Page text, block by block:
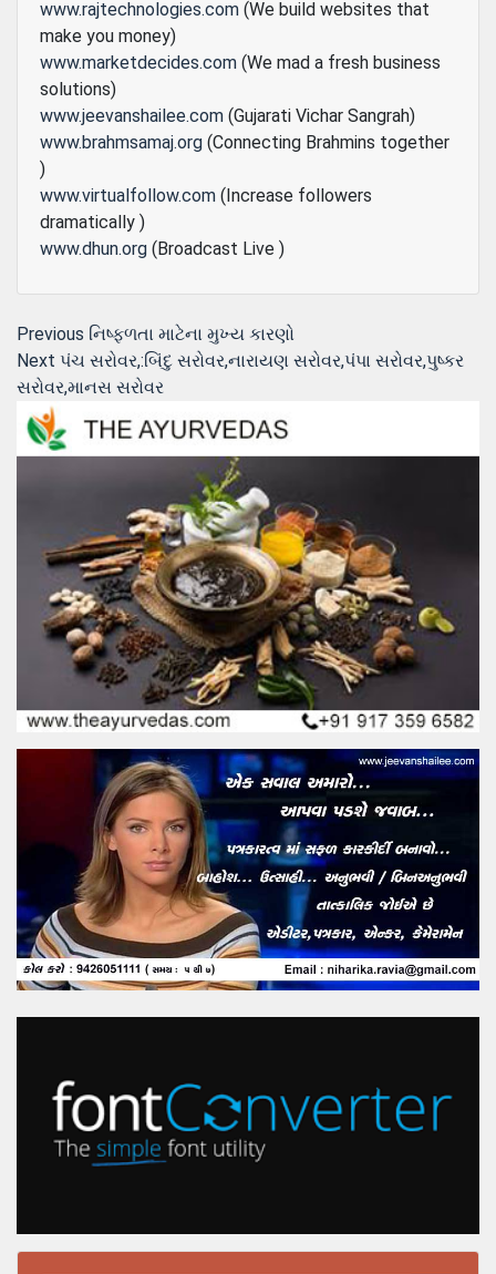
www.rajtechnologies.com (We build websites that
make you money)
www.marketdecides.com (We mad a fresh business
solutions)
www.jeevanshailee.com (Gujarati Vichar Sangrah)
www.brahmsamaj.org (Connecting Brahmins together
)
www.virtualfollow.com (Increase followers
dramatically )
www.dhun.org (Broadcast Live )
Post
navigation
Previous Previous
post:
નિષ્ફળતા માટેના મુખ્ય કારણો
Next Next
post:
પંચ સરોવર,:બિંદુ સરોવર,નારાયણ સરોવર,પંપા સરોવર,પુષ્કર
સરોવર,માનસ સરોવર